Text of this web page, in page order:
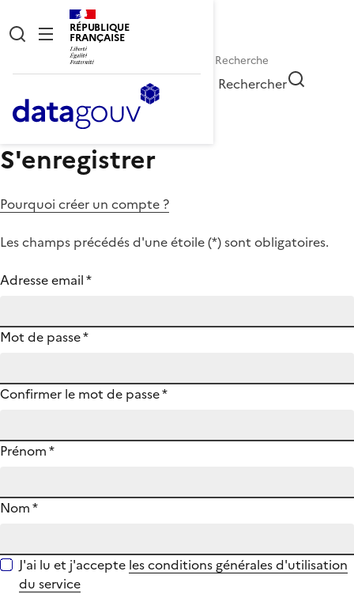
RÉPUBLIQUE
FRANÇAISE
Rechercher
S'enregistrer
Pourquoi créer un compte ?
Les champs précédés d'une étoile (*) sont obligatoires.
Adresse email*
Mot de passe*
Confirmer le mot de passe*
Prénom*
Nom*
J'ai lu et j'accepte les conditions générales d'utilisation
du service